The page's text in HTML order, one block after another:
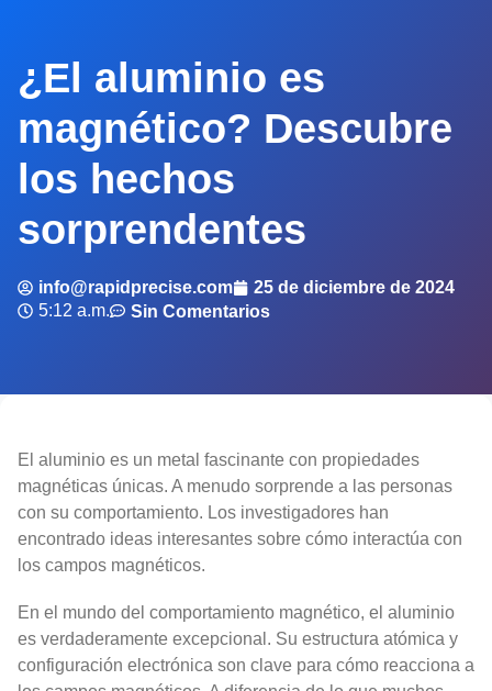
¿El aluminio es
magnético? Descubre
los hechos
sorprendentes
info@rapidprecise.com
25 de diciembre de 2024
5:12 a.m.
Sin Comentarios
El aluminio es un metal fascinante con propiedades
magnéticas únicas. A menudo sorprende a las personas
con su comportamiento. Los investigadores han
encontrado ideas interesantes sobre cómo interactúa con
los campos magnéticos.
En el mundo del comportamiento magnético, el aluminio
es verdaderamente excepcional. Su estructura atómica y
configuración electrónica son clave para cómo reacciona a